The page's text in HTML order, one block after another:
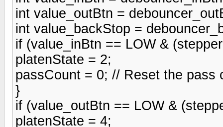
int value_outBtn =
int value_backStop =
if (value_inBtn == LOW &
platenState = 2;
passCount = 0; // Reset the pass
}
if (value_outBtn == LOW &
platenState = 4;